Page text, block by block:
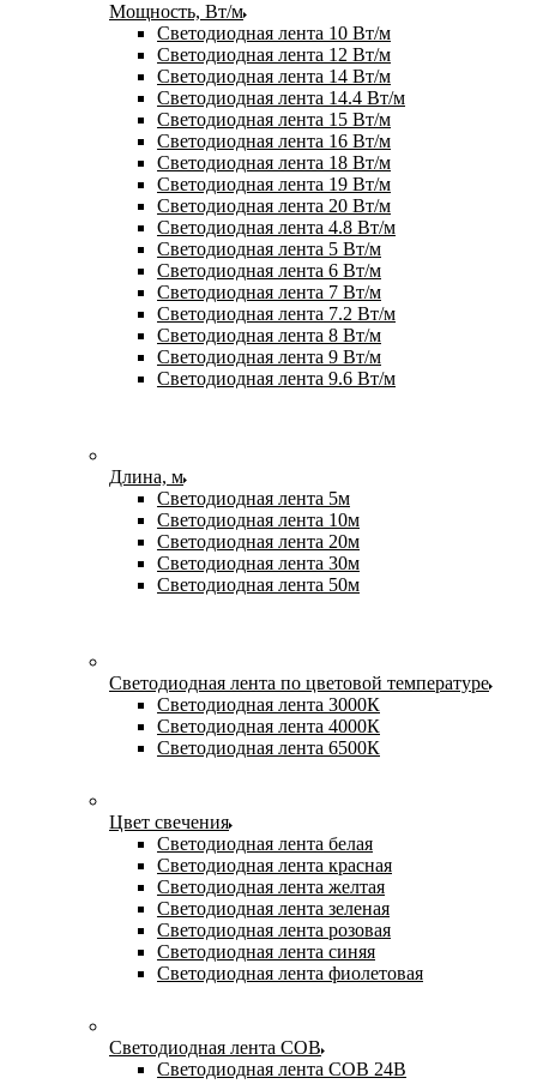
Мощность, Вт/м
Светодиодная лента 10 Вт/м
Светодиодная лента 12 Вт/м
Светодиодная лента 14 Вт/м
Светодиодная лента 14.4 Вт/м
Светодиодная лента 15 Вт/м
Светодиодная лента 16 Вт/м
Светодиодная лента 18 Вт/м
Светодиодная лента 19 Вт/м
Светодиодная лента 20 Вт/м
Светодиодная лента 4.8 Вт/м
Светодиодная лента 5 Вт/м
Светодиодная лента 6 Вт/м
Светодиодная лента 7 Вт/м
Светодиодная лента 7.2 Вт/м
Светодиодная лента 8 Вт/м
Светодиодная лента 9 Вт/м
Светодиодная лента 9.6 Вт/м
Длина, м
Светодиодная лента 5м
Светодиодная лента 10м
Светодиодная лента 20м
Светодиодная лента 30м
Светодиодная лента 50м
Светодиодная лента по цветовой температуре
Светодиодная лента 3000К
Светодиодная лента 4000К
Светодиодная лента 6500К
Цвет свечения
Светодиодная лента белая
Светодиодная лента красная
Светодиодная лента желтая
Светодиодная лента зеленая
Светодиодная лента розовая
Светодиодная лента синяя
Светодиодная лента фиолетовая
Светодиодная лента COB
Светодиодная лента COB 24В